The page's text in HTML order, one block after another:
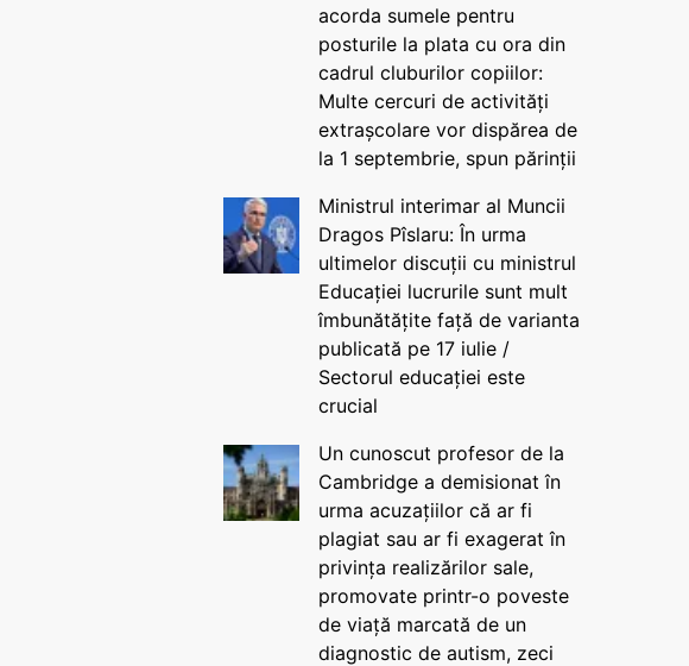
acorda sumele pentru
posturile la plata cu ora din
cadrul cluburilor copiilor:
Multe cercuri de activități
extrașcolare vor dispărea de
la 1 septembrie, spun părinții
Ministrul interimar al Muncii
Dragos Pîslaru: În urma
ultimelor discuții cu ministrul
Educației lucrurile sunt mult
îmbunătățite față de varianta
publicată pe 17 iulie /
Sectorul educației este
crucial
Un cunoscut profesor de la
Cambridge a demisionat în
urma acuzațiilor că ar fi
plagiat sau ar fi exagerat în
privința realizărilor sale,
promovate printr-o poveste
de viață marcată de un
diagnostic de autism, zeci